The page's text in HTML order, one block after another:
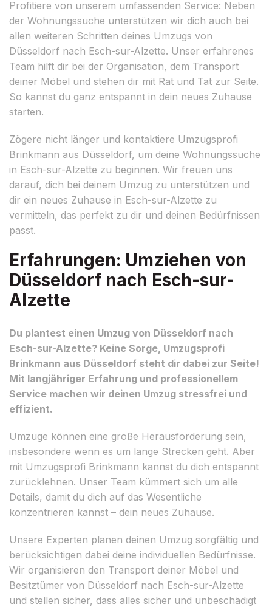
Profitiere von unserem umfassenden Service: Neben
der Wohnungssuche unterstützen wir dich auch bei
allen weiteren Schritten deines Umzugs von
Düsseldorf nach Esch-sur-Alzette. Unser erfahrenes
Team hilft dir bei der Organisation, dem Transport
deiner Möbel und stehen dir mit Rat und Tat zur Seite.
So kannst du ganz entspannt in dein neues Zuhause
starten.
Zögere nicht länger und kontaktiere Umzugsprofi
Brinkmann aus Düsseldorf, um deine Wohnungssuche
in Esch-sur-Alzette zu beginnen. Wir freuen uns
darauf, dich bei deinem Umzug zu unterstützen und
dir ein neues Zuhause in Esch-sur-Alzette zu
vermitteln, das perfekt zu dir und deinen Bedürfnissen
passt.
Erfahrungen: Umziehen von
Düsseldorf nach Esch-sur-
Alzette
Du plantest einen Umzug von Düsseldorf nach
Esch-sur-Alzette? Keine Sorge, Umzugsprofi
Brinkmann aus Düsseldorf steht dir dabei zur Seite!
Mit langjähriger Erfahrung und professionellem
Service machen wir deinen Umzug stressfrei und
effizient.
Umzüge können eine große Herausforderung sein,
insbesondere wenn es um lange Strecken geht. Aber
mit Umzugsprofi Brinkmann kannst du dich entspannt
zurücklehnen. Unser Team kümmert sich um alle
Details, damit du dich auf das Wesentliche
konzentrieren kannst – dein neues Zuhause.
Unsere Experten planen deinen Umzug sorgfältig und
berücksichtigen dabei deine individuellen Bedürfnisse.
Wir organisieren den Transport deiner Möbel und
Besitztümer von Düsseldorf nach Esch-sur-Alzette
und stellen sicher, dass alles sicher und unbeschädigt